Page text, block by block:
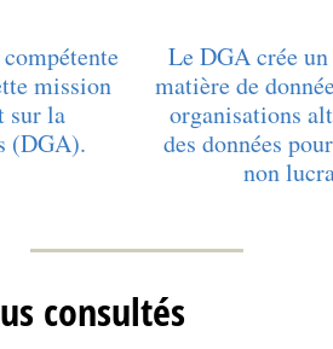
mission
sur la
(DGA).
Le DGA crée
matière de
organisations
des données
non
consultés